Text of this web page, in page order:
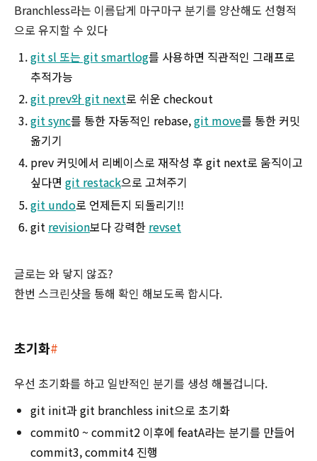
Branchless라는 이름답게 마구마구 분기를 양산해도 선형적
으로 유지할 수 있다
git sl 또는 git smartlog를 사용하면 직관적인 그래프로
추적가능
git prev와 git next로 쉬운 checkout
git sync를 통한 자동적인 rebase,git move를 통한 커밋
옮기기
prev 커밋에서 리베이스로 재작성 후 git next로 움직이고
싶다면 git restack으로 고쳐주기
git undo로 언제든지 되돌리기!!
git revision보다 강력한 revset
글로는 와 닿지 않죠?
한번 스크린샷을 통해 확인 해보도록 합시다.
초기화#
우선 초기화를 하고 일반적인 분기를 생성 해볼겁니다.
git init과 git branchless init으로 초기화
commit0 ~ commit2 이후에 featA라는 분기를 만들어
commit3, commit4 진행